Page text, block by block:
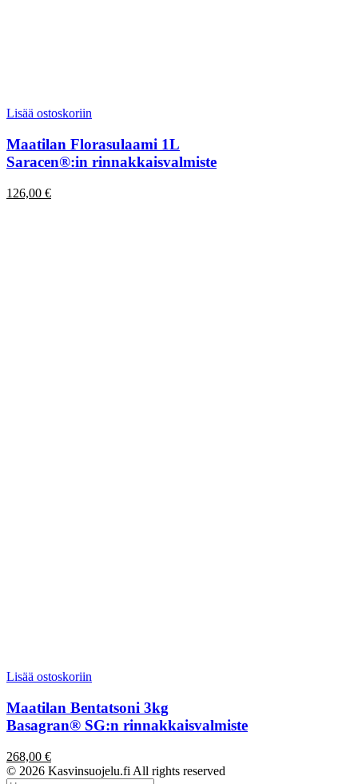
Lisää ostoskoriin
Maatilan Florasulaami 1L
Saracen®:in rinnakkaisvalmiste
126,00 €
Lisää ostoskoriin
Maatilan Bentatsoni 3kg
Basagran® SG:n rinnakkaisvalmiste
268,00 €
© 2026 Kasvinsuojelu.fi All rights reserved